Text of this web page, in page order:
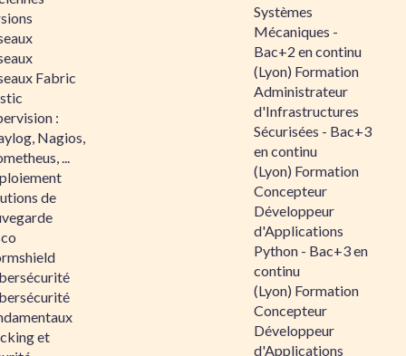
Fabric
:
Nagios,
...
de
et
Systèmes
Mécaniques -
Bac+2 en continu
(Lyon) Formation
Administrateur
d'Infrastructures
Sécurisées - Bac+3
en continu
(Lyon) Formation
Concepteur
Développeur
d'Applications
Python - Bac+3 en
continu
(Lyon) Formation
Concepteur
Développeur
d'Applications